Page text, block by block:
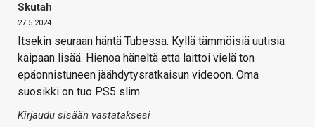
Skutah
27.5.2024
Itsekin seuraan häntä Tubessa. Kyllä tämmöisiä uutisia
kaipaan lisää. Hienoa häneltä että laittoi vielä ton
epäonnistuneen jäähdytysratkaisun videoon. Oma
suosikki on tuo PS5 slim.
Kirjaudu sisään vastataksesi